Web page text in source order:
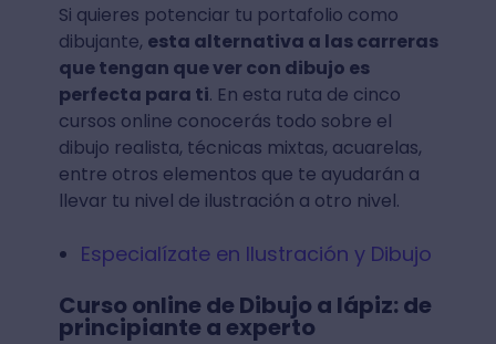
Si quieres potenciar tu portafolio como
dibujante, esta alternativa a las carreras
que tengan que ver con dibujo es
perfecta para ti. En esta ruta de cinco
cursos online conocerás todo sobre el
dibujo realista, técnicas mixtas, acuarelas,
entre otros elementos que te ayudarán a
llevar tu nivel de ilustración a otro nivel.
Especialízate en Ilustración y Dibujo
Curso online de Dibujo a lápiz: de
principiante a experto